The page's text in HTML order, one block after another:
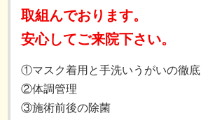
取組んでおります。
安心してご来院下さい。
①マスク着用と手洗いうがいの徹底
②体調管理
③施術前後の除菌